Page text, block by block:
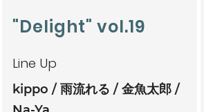
"Delight" vol.19
Line Up
kippo 雨流れる
金魚太郎